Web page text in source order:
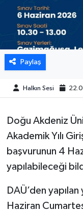
Paylaş
Halkın Sesi
Doğu Akdeniz
Akademik Yılı
başvurunun 4
yapılabileceği
DAÜ’den yapılan
Haziran